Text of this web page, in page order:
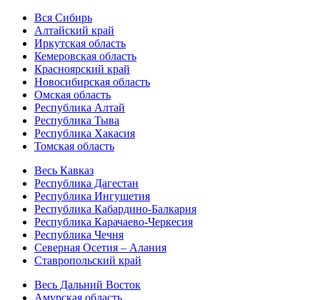
Вся Сибирь
Алтайский край
Иркутская область
Кемеровская область
Красноярский край
Новосибирская область
Омская область
Республика Алтай
Республика Тыва
Республика Хакасия
Томская область
Весь Кавказ
Республика Дагестан
Республика Ингушетия
Республика Кабардино-Балкария
Республика Карачаево-Черкесия
Республика Чечня
Северная Осетия – Алания
Ставропольский край
Весь Дальний Восток
Амурская область